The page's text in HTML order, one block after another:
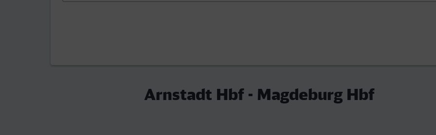
Arnstadt Hbf - Magdeburg Hbf